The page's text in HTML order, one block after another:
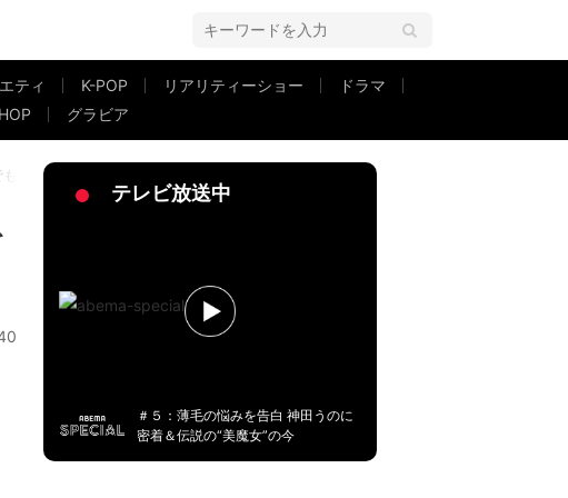
ティ K-POP リアリティーショー
ドラマ
グラビア
足りないか心配」
テレビ放送中
＃５：薄毛の悩みを告白 神田うのに
密着＆伝説の“美魔女”の今